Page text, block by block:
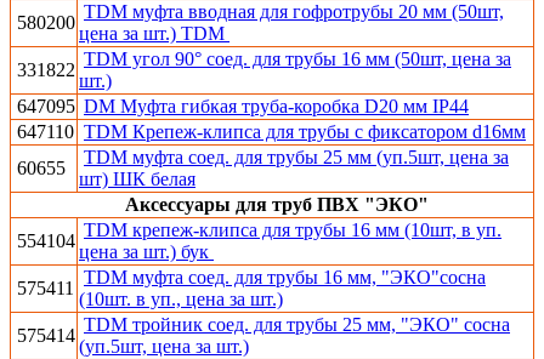
580200
TDM муфта вводная для гофротрубы 20 мм (50шт,
цена за шт.) TDM
331822
TDM угол 90° соед. для трубы 16 мм (50шт, цена за
шт.)
647095 DM Муфта гибкая труба-коробка D20 мм IP44
647110 TDM Крепеж-клипса для трубы с фиксатором d16мм
60655
TDM муфта соед. для трубы 25 мм (уп.5шт, цена за
шт) ШК белая
Аксессуары для труб ПВХ "ЭКО"
554104
TDM крепеж-клипса для трубы 16 мм (10шт, в уп.
цена за шт.) бук
575411
TDM муфта соед. для трубы 16 мм, "ЭКО"сосна
(10шт. в уп., цена за шт.)
575414
TDM тройник соед. для трубы 25 мм, "ЭКО" сосна
(уп.5шт, цена за шт.)